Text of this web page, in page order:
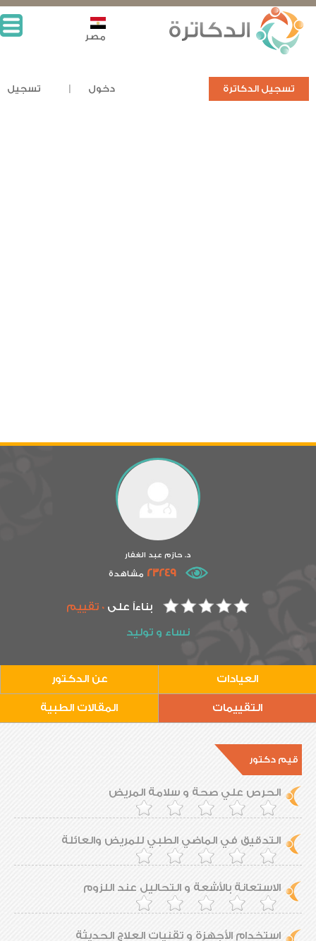
تسجيل الدكاترة دخول تسجيل
مصر
د. حازم عبد الغفار
23249 مشاهدة
بناءاً على0 تقييم
نساء و توليد
العيادات عن الدكتور
التقييمات المقالات الطبية
قيم دكتور
الحرص علي صحة و سلامة المريض
التدقيق في الماضي الطبي للمريض والعائلة
الاستعانة بالأشعة و التحاليل عند اللزوم
استخدام الأجهزة و تقنيات العلاج الحديثة